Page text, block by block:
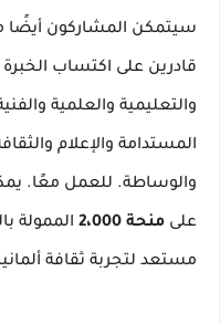
سيتمكن المشاركون أيضًا
قادرين على اكتساب الخبرة
والتعليمية والعلمية
المستدامة والإعلام
والوساطة. للعمل معًا.
على منحة 2،000 الممولة
مستعد لتجربة ثقافة